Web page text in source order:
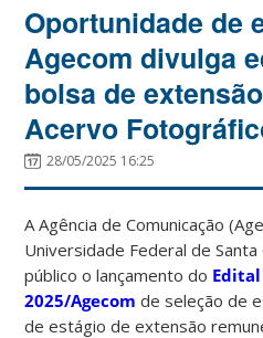
Oportunidade de
Agecom divulga
bolsa de
Acervo
28/05/2025 16:25
A Agência de Comunicação
Universidade Federal de Santa
público o lançamento do
2025/Agecom de seleção de
de estágio de extensão